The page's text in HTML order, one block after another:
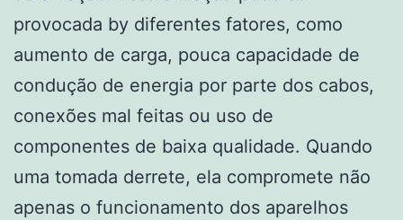
provocada by diferentes fatores, como
aumento de carga, pouca capacidade de
condução de energia por parte dos cabos,
conexões mal feitas ou uso de
componentes de baixa qualidade. Quando
uma tomada derrete, ela compromete não
apenas o funcionamento dos aparelhos